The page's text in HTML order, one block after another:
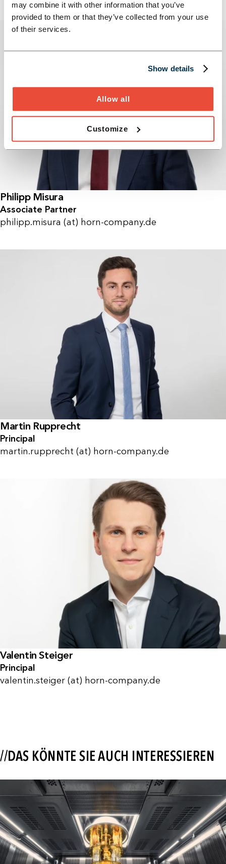
may combine it with other information that you’ve
provided to them or that they’ve collected from your use
of their services.
Show details
Allow all
Customize
Philipp Misura
Associate Partner
philipp.misura (at) horn-company.de
Martin Rupprecht
Principal
martin.rupprecht (at) horn-company.de
Valentin Steiger
Principal
valentin.steiger (at) horn-company.de
//DAS KÖNNTE SIE AUCH INTERESSIEREN